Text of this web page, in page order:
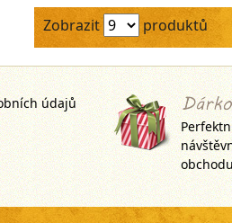
vysloužila pověst spolehlivých
''držáků'' a neúnavný
Zobrazit produktů
údajů